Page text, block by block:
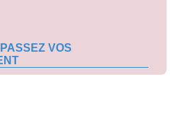
VOS